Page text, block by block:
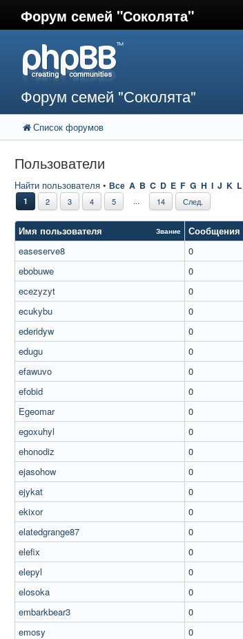
Форум семей "Соколята"
Форум семей "Соколята"
Список форумов
Пользователи
Найти пользователя • Все A B C D E F G H I J K L
1 2 3 4 5 ... 14 След.
Имя пользователя Звание Сообщения
easeserve8
0
ebobuwe
0
ecezyzyt
0
ecukybu
0
ederidyw
0
edugu
0
efawuvo
0
efobid
0
Egeomar
0
egoxuhyl
0
ehonodiz
0
ejasohow
0
ejykat
0
ekixor
0
elatedgrange87
0
elefix
0
elepyl
0
elosoka
0
embarkbear3
0
emosy
0